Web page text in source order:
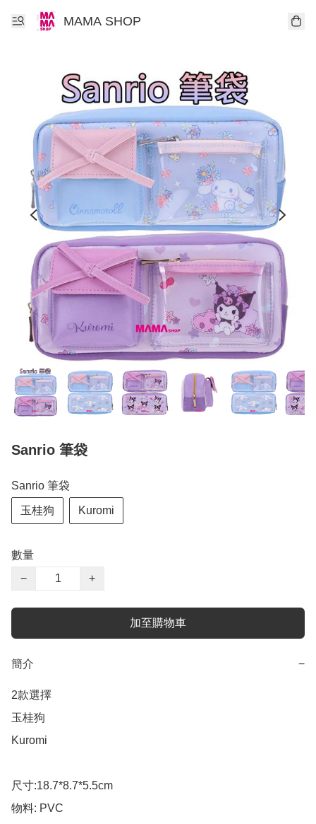
MAMA SHOP
Sanrio 筆袋
Sanrio 筆袋
玉桂狗 Kuromi
數量
−
+
加至購物車
簡介 −
2款選擇
玉桂狗
Kuromi
尺寸:18.7*8.7*5.5cm
物料: PVC